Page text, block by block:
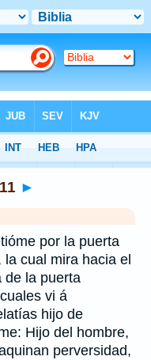
►
por la puerta
cual mira hacia el
de la puerta
vi á
hijo de
Hijo del hombre,
perversidad,